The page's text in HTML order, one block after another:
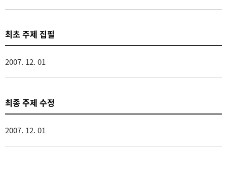
최초 주제 집필
2007. 12. 01
최종 주제 수정
2007. 12. 01